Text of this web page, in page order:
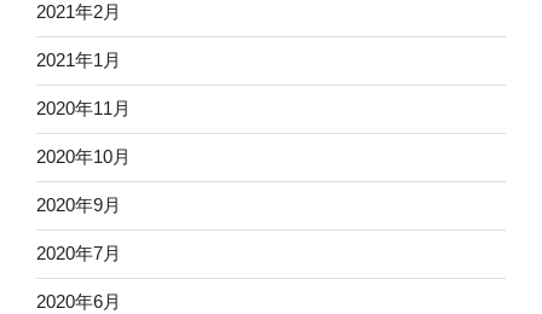
2021年2月
2021年1月
2020年11月
2020年10月
2020年9月
2020年7月
2020年6月